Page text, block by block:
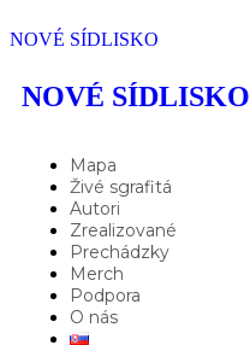
NOVÉ SÍDLISKO
NOVÉ SÍDLISKO
Mapa
Živé sgrafitá
Autori
Zrealizované
Prechádzky
Merch
Podpora
O nás